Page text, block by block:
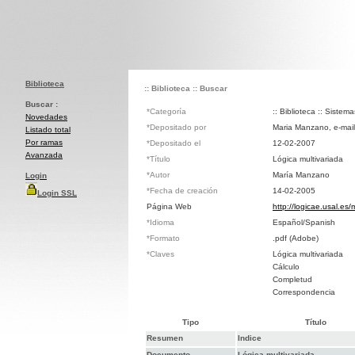
Biblioteca
Buscar :
Novedades
Listado total
Por ramas
Avanzada
Login
Login SSL
:: Biblioteca :: Buscar
*Categoría
:: Biblioteca ::
*Depositado por
Maria Manzano, e-
*Depositado el
12-02-2007
*Título
Lógica multivariada
*Autor
María Manzano
*Fecha de creación
14-02-2005
Página Web
http://logicae.usal.es/
*Idioma
Español/Spanish
*Formato
.pdf (Adobe)
*Claves
Lógica multivariada
Cálculo
Completud
Correspondencia
Tipo
Título
Resumen
Indice